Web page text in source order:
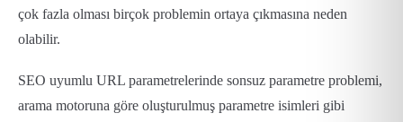
çok fazla olması birçok problemin ortaya çıkmasına neden
olabilir.
SEO uyumlu URL parametrelerinde sonsuz parametre problemi,
arama motoruna göre oluşturulmuş parametre isimleri gibi